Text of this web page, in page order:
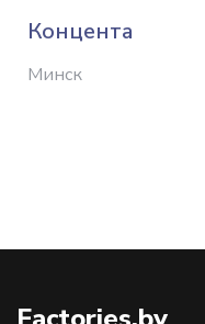
Концента
Минск